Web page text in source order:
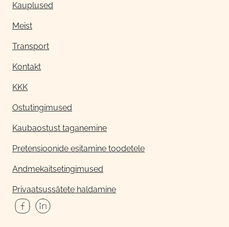
Kauplused
Meist
Transport
Kontakt
KKK
Ostutingimused
Kaubaostust taganemine
Pretensioonide esitamine toodetele
Andmekaitsetingimused
Privaatsussätete haldamine